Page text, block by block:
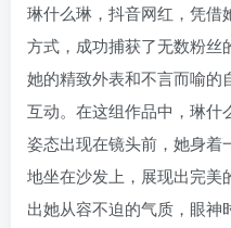
琳什么琳，抖音网红，凭借
方式，成功捕获了无数粉丝
她的精致外表和不言而喻的
互动。在这组作品中，琳什
姿态出现在镜头前，她身着
地坐在沙发上，展现出完美
出她从容不迫的气质，眼神